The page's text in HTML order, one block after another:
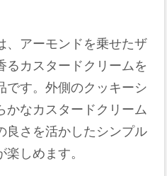
、アーモンドを乗せたザ
るカスタードクリームを
です。外側のクッキーシ
かなカスタードクリーム
良さを活かしたシンプル
しめます。